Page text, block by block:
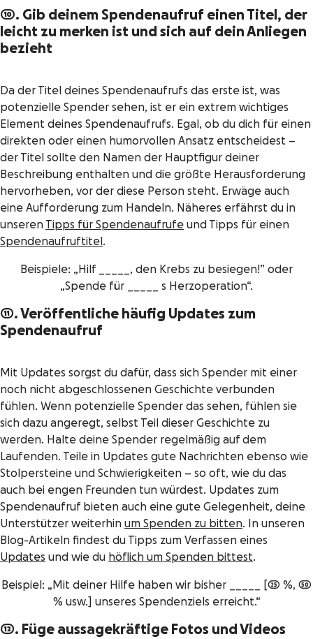
10. Gib deinem Spendenaufruf einen Titel, der
leicht zu merken ist und sich auf dein Anliegen
bezieht
Da der Titel deines Spendenaufrufs das erste ist, was
potenzielle Spender sehen, ist er ein extrem wichtiges
Element deines Spendenaufrufs. Egal, ob du dich für einen
direkten oder einen humorvollen Ansatz entscheidest –
der Titel sollte den Namen der Hauptfigur deiner
Beschreibung enthalten und die größte Herausforderung
hervorheben, vor der diese Person steht. Erwäge auch
eine Aufforderung zum Handeln. Näheres erfährst du in
unseren Tipps für Spendenaufrufe und Tipps für einen
Spendenaufruftitel .
Beispiele: „Hilf _____, den Krebs zu besiegen!” oder
„Spende für _____ s Herzoperation“.
11. Veröffentliche häufig Updates zum
Spendenaufruf
Mit Updates sorgst du dafür, dass sich Spender mit einer
noch nicht abgeschlossenen Geschichte verbunden
fühlen. Wenn potenzielle Spender das sehen, fühlen sie
sich dazu angeregt, selbst Teil dieser Geschichte zu
werden. Halte deine Spender regelmäßig auf dem
Laufenden. Teile in Updates gute Nachrichten ebenso wie
Stolpersteine und Schwierigkeiten – so oft, wie du das
auch bei engen Freunden tun würdest. Updates zum
Spendenaufruf bieten auch eine gute Gelegenheit, deine
Unterstützer weiterhin um Spenden zu bitten. In unseren
Blog-Artikeln findest du Tipps zum Verfassen eines
Updates und wie du höflich um Spenden bittest.
Beispiel: „Mit deiner Hilfe haben wir bisher _____ [25 %, 50
% usw.] unseres Spendenziels erreicht.“
12. Füge aussagekräftige Fotos und Videos